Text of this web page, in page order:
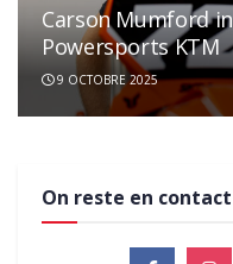
Carson Mumford
Powersports KTM
9 OCTOBRE 2025
On reste en contact